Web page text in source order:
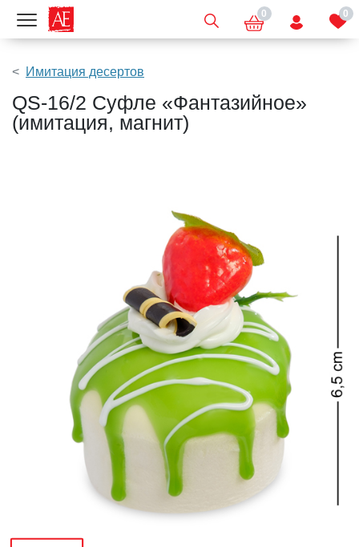
Показать меню 0 0
Имитация десертов
QS-16/2 Суфле «Фантазийное»
(имитация, магнит)